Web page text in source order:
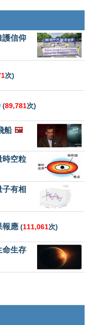
護信仰
次)
(89,781次)
船 🖼️
時空粒
有相
報應 (111,061次)
命生存